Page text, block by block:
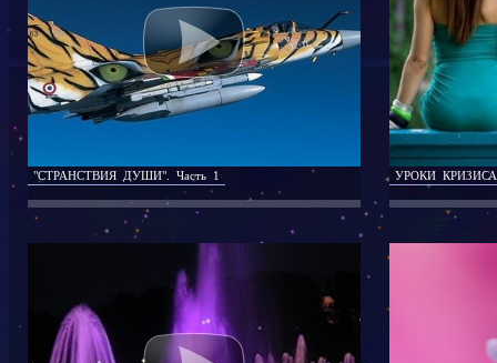
"СТРАНСТВИЯ ДУШИ". Часть 1 УРОКИ